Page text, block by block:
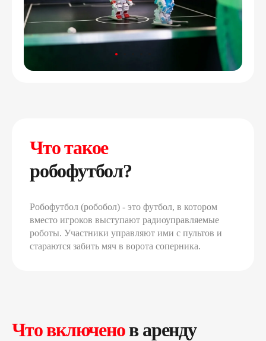
Что такое
робофутбол?
Робофутбол (робобол) - это футбол, в котором
вместо игроков выступают радиоуправляемые
роботы. Участники управляют ими с пультов и
стараются забить мяч в ворота соперника.
Что включенов аренду